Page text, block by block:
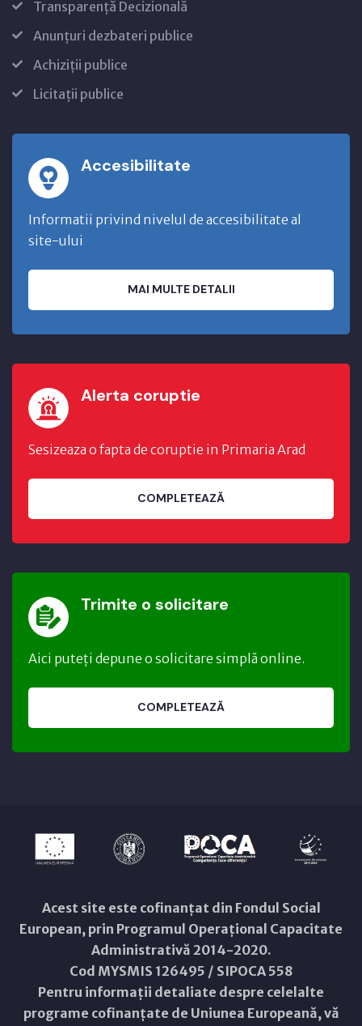
Transparență Decizională
Anunțuri dezbateri publice
Achiziții publice
Licitații publice
Accesibilitate
Informatii privind nivelul de accesibilitate al
site-ului
MAI MULTE DETALII
Alerta coruptie
Sesizeaza o fapta de coruptie in Primaria Arad
COMPLETEAZĂ
Trimite o solicitare
Aici puteți depune o solicitare simplă online.
COMPLETEAZĂ
Acest site este cofinanțat din Fondul Social
European, prin Programul Operațional Capacitate
Administrativă 2014-2020.
Cod MYSMIS 126495 / SIPOCA 558
Pentru informații detaliate despre celelalte
programe cofinanțate de Uniunea Europeană, vă